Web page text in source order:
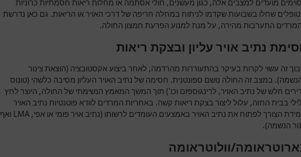
מועדים למצבים אלה, כגון מעשנים, חולי אסתמה או מחלות ריאות חסמתיות כרוניות
שחלו בשבועות שקדמו לניתוח במחלה חריפה של דרכי האויר או הריאות. גם כאן נדרשת
התערבות מהירה, על מנת למנוע הפרעת חמצון החולה.
נתיב אויר עליון ובצקת ריאות
זה עשוי לקרות בעיקר בהתעוררות מהרדמה, לאחר ביצוע אקסטובציה (הוצאת צינור
במצב זה החולה נושם ספונטנית. חסימה של נתיב האויר העליון מסיבה כלשהי (טונוס
חלש של נתיב האויר, לרינגוספזם וכו') תוך המשך המאמץ הנשימתי של החולה, היוצר לחץ
בבית החזה, עלול ליצור בצקת ריאות קשה. באחריות המרדים לוודא פוטנטיות נתיב האויר
הצורך לפתוח את נתיב האויר באמצעים העומדים לרשותו (נתיב אויר פומי או אפי, LMA ואף
הנשמה).
וולוטראומה